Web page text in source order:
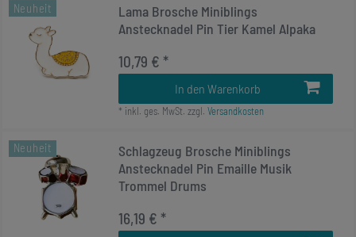
Neuheit
Lama Brosche Miniblings
Anstecknadel Pin Tier Kamel Alpaka
10,79 € *
In den Warenkorb
* inkl. ges. MwSt. zzgl. Versandkosten
Neuheit
Schlagzeug Brosche Miniblings
Anstecknadel Pin Emaille Musik
Trommel Drums
16,19 € *